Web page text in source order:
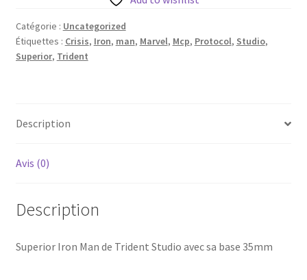
Trident
Studio
avec
35mm
Catégorie : Uncategorized
Étiquettes : Crisis, Iron, man, Marvel, Mcp, Protocol, Studio,
Superior, Trident
Description
Avis (0)
Description
Superior Iron Man de Trident Studio avec sa base 35mm